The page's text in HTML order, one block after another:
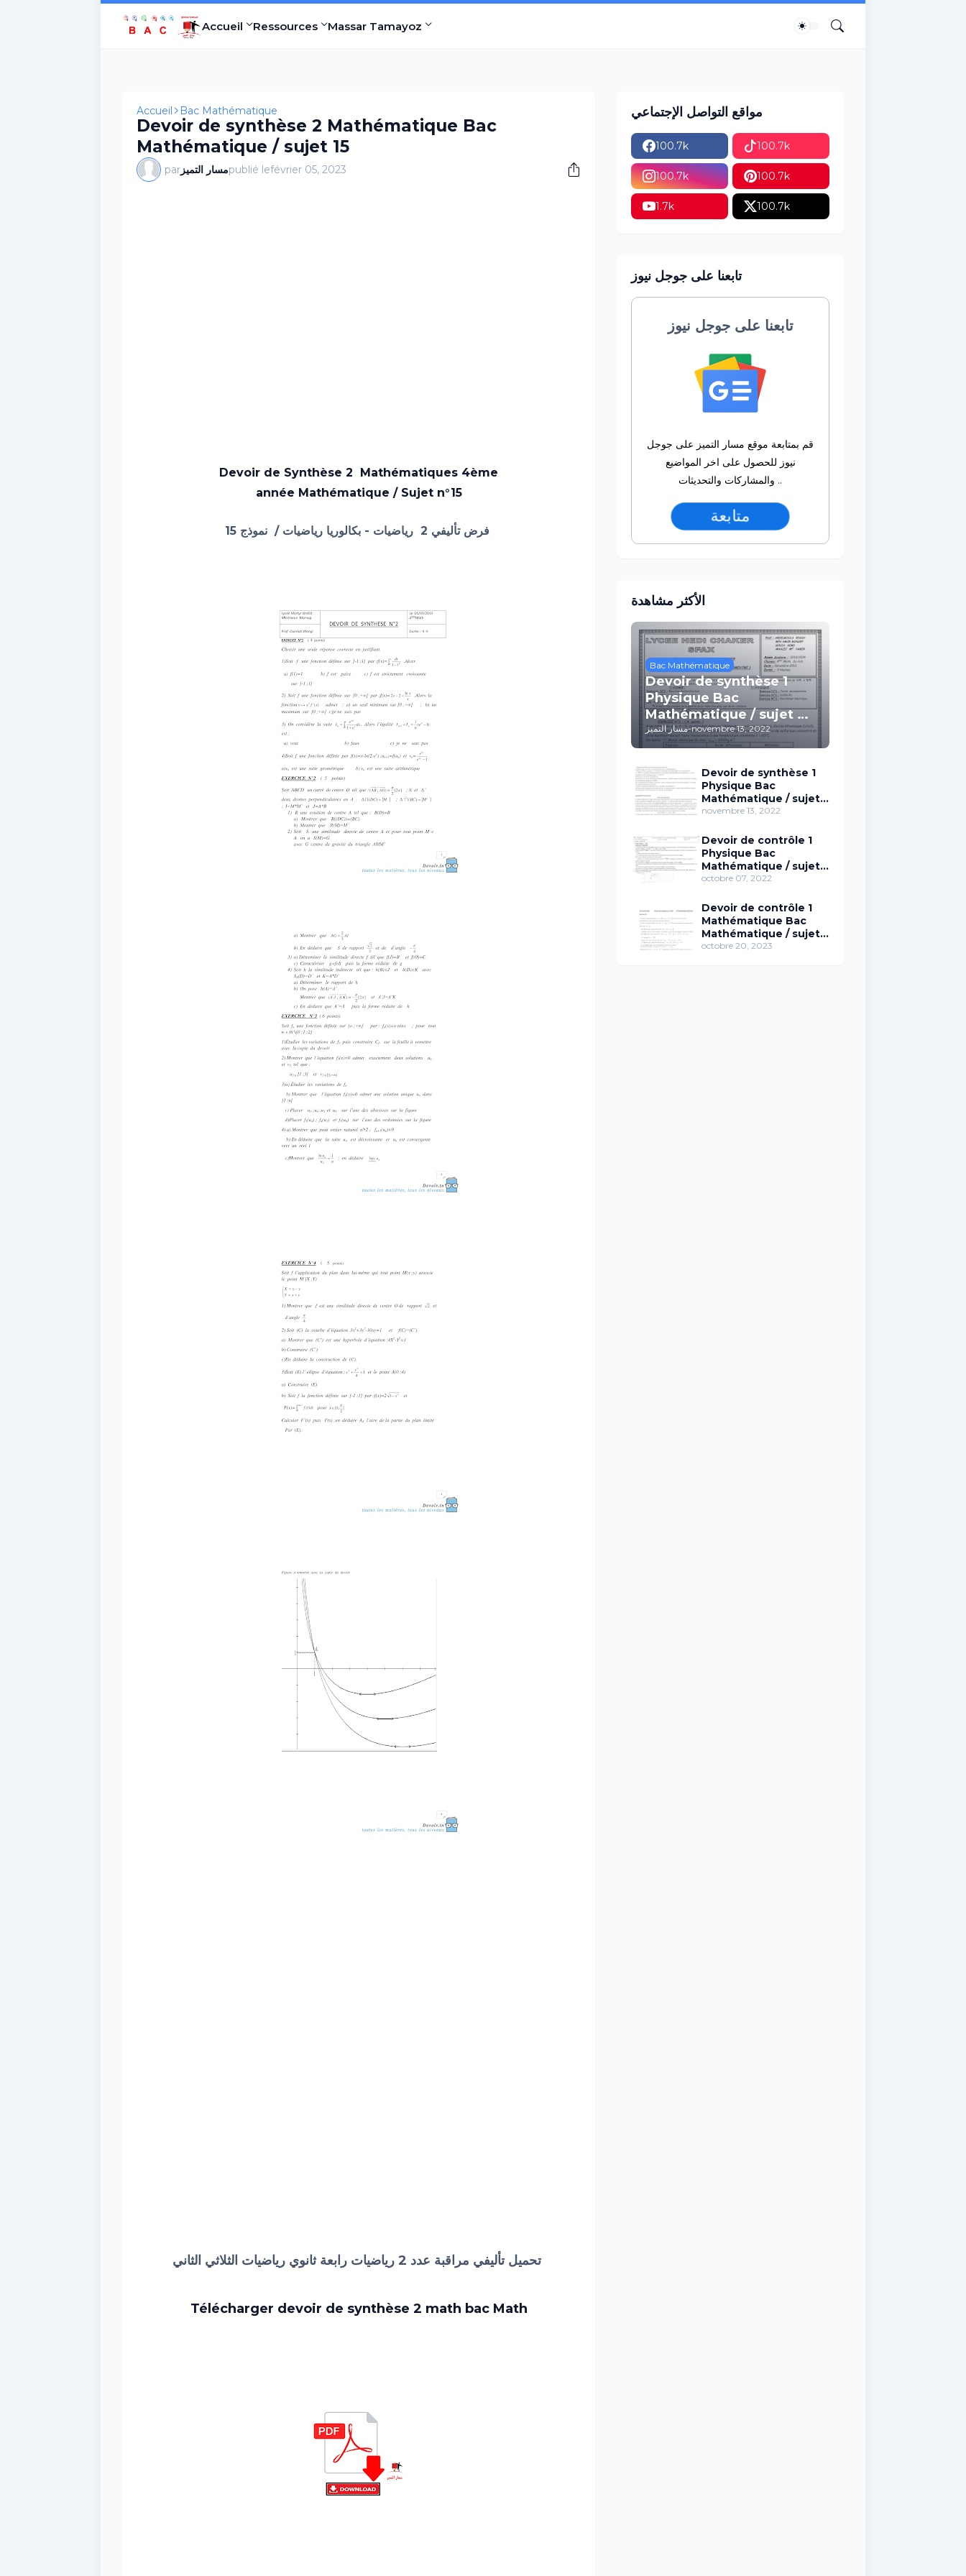
Accueil Ressources Massar Tamayoz
Accueil Bac Mathématique
Devoir de synthèse 2 Mathématique Bac
Mathématique / sujet 15
par مسار التميزpublié lefévrier 05, 2023
Devoir de Synthèse 2 Mathématiques 4ème
année Mathématique / Sujet n°15
فرض تأليفي 2 رياضيات - بكالوريا رياضيات / نموذج 15
تحميل تأليفي مراقبة عدد 2 رياضيات رابعة ثانوي رياضيات الثلاثي الثاني
Télécharger devoir de synthèse 2 math bac Math
مواقع التواصل الإجتماعي
100.7k 100.7k
100.7k 100.7k
1.7k 100.7k
تابعنا على جوجل نيوز
تابعنا على جوجل نيوز
قم بمتابعة موقع مسار التميز على جوجل
نيوز للحصول على اخر المواضيع
والمشاركات والتحديثات ..
متابعة
الأكثر مشاهدة
Bac Mathématique
Devoir de synthèse 1
Physique Bac
Mathématique / sujet 01
(avec correction)
مسار التميز-novembre 13, 2022
Devoir de synthèse 1
Physique Bac
Mathématique / sujet
02 (avec correction)
novembre 13, 2022
Devoir de contrôle 1
Physique Bac
Mathématique / sujet
15
octobre 07, 2022
Devoir de contrôle 1
Mathématique Bac
Mathématique / sujet
96
octobre 20, 2023